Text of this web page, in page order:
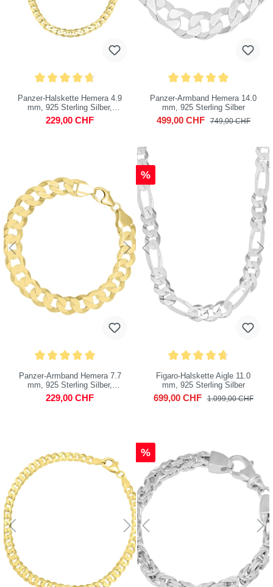
Panzer-Halskette Hemera 4.9
mm, 925 Sterling Silber,
vergoldet
229,00 CHF
Panzer-Armband Hemera 14.0
mm, 925 Sterling Silber
499,00 CHF 749,00 CHF
Panzer-Armband Hemera 7.7
mm, 925 Sterling Silber,
vergoldet
229,00 CHF
%
Figaro-Halskette Aigle 11.0
mm, 925 Sterling Silber
699,00 CHF 1.099,00 CHF
%